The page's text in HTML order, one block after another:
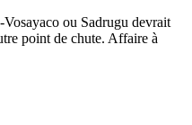
ou Sadrugu devrait
point de chute. Affaire à